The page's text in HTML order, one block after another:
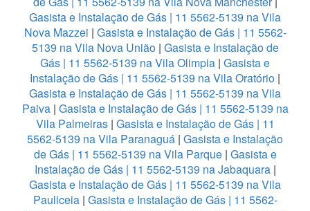
Gasista e Instalação de Gás | 11 5562-5139 na Vila
Nova Mazzei | Gasista e Instalação de Gás | 11 5562-
5139 na Vila Nova União| Gasista e Instalação de
Gás | 11 5562-5139 na Vila Olimpia | Gasista e
Instalação de Gás | 11 5562-5139 na Vila Oratório |
Gasista e Instalação de Gás | 11 5562-5139 na Vila
Paiva| Gasista e Instalação de Gás | 11 5562-5139 na
Vila Palmeiras| Gasista e Instalação de Gás | 11
5562-5139 na Vila Paranaguá | Gasista e Instalação
de Gás | 11 5562-5139 na Vila Parque| Gasista e
Instalação de Gás | 11 5562-5139 na Jabaquara|
Gasista e Instalação de Gás | 11 5562-5139 na Vila
Pauliceia| Gasista e Instalação de Gás | 11 5562-